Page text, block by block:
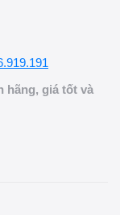
hãng, giá tốt và